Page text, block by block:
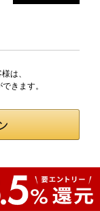
は、
きます。